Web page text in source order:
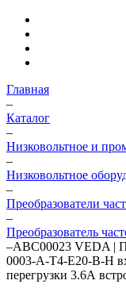
Главная
–
Каталог
–
Низковольтное и
–
Низковольтное
–
Преобразователи
–
Преобразователь
–ABC00023 VEDA |
0003-A-T4-E20-B-H
перегрузки 3.6А